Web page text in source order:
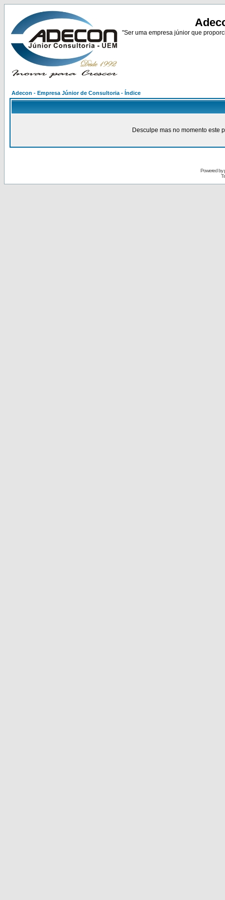
"Ser uma empresa júnior que
Adecon - Empresa Júnior de Consultoria - Índice
Desculpe mas no momento este
Powered by